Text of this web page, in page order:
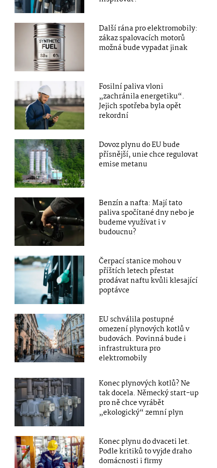
Další rána pro elektromobily:
zákaz spalovacích motorů
možná bude vypadat jinak
Fosilní paliva vloni
„zachránila energetiku“.
Jejich spotřeba byla opět
rekordní
Dovoz plynu do EU bude
přísnější, unie chce regulovat
emise metanu
Benzín a nafta: Mají tato
paliva spočítané dny nebo je
budeme využívat i v
budoucnu?
Čerpací stanice mohou v
příštích letech přestat
prodávat naftu kvůli klesající
poptávce
EU schválila postupné
omezení plynových kotlů v
budovách. Povinná bude i
infrastruktura pro
elektromobily
Konec plynových kotlů? Ne
tak docela. Německý start-up
pro ně chce vyrábět
„ekologický“ zemní plyn
Konec plynu do dvaceti let.
Podle kritiků to vyjde draho
domácnosti i firmy